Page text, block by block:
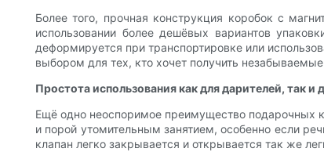
Более того, прочная конструкция коробок с
использовании более дешёвых вариантов
деформируется при транспортировке или
выбором для тех, кто хочет получить незабываемые
Простота использования как для дарителей, так и
Ещё одно неоспоримое преимущество подарочных
и порой утомительным занятием, особенно если
клапан легко закрывается и открывается так же